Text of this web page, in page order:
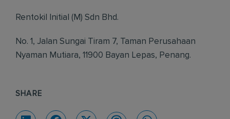
Rentokil Initial (M) Sdn Bhd.
No. 1, Jalan Sungai Tiram 7, Taman Perusahaan
Nyaman Mutiara, 11900 Bayan Lepas, Penang.
SHARE